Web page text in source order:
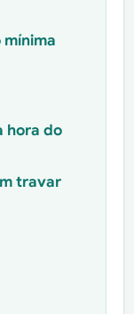
hora do
travar